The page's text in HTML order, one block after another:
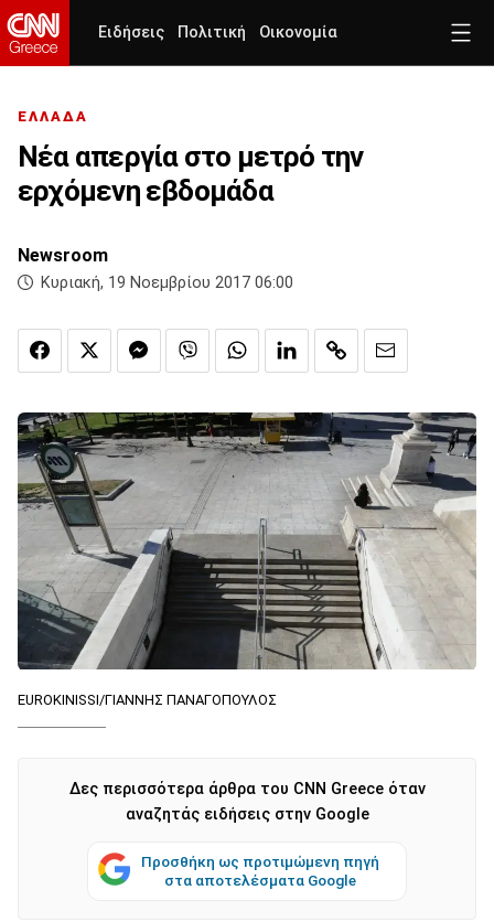
Ειδήσεις Πολιτική Οικονομία
ΕΛΛΑΔΑ
Νέα απεργία στο μετρό την
ερχόμενη εβδομάδα
Newsroom
Κυριακή, 19 Νοεμβρίου 2017 06:00
EUROKINISSI/ΓΙΑΝΝΗΣ ΠΑΝΑΓΟΠΟΥΛΟΣ
Δες περισσότερα άρθρα του CNN Greece όταν
αναζητάς ειδήσεις στην Google
Προσθήκη ως προτιμώμενη πηγή
στα αποτελέσματα Google